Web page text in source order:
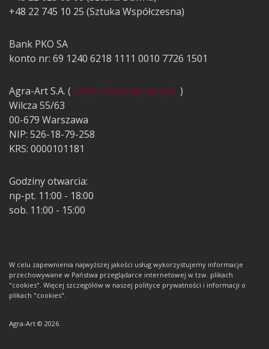
+48 22 745 10 25 (Sztuka Współczesna)
Bank PKO SA
konto nr: 69 1240 6218 1111 0010 7726 1501
Agra-Art S.A. ( https://www.agraart.pl/)
Wilcza 55/63
00-679 Warszawa
NIP: 526-18-79-258
KRS: 0000101181
Godziny otwarcia:
np-pt. 11:00 - 18:00
sob. 11:00 - 15:00
W celu zapewnienia najwyższej jakości usług wykorzystujemy informacje
przechowywane w Państwa przeglądarce internetowej w tzw. plikach
"cookies". Więcej szczegółów w naszej polityce prywatności i informacji o
plikach "cookies".
Agra-Art © 2026